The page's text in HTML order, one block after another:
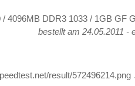
4096MB DDR3 1033 / 1GB GF
bestellt am 24.05.2011 -
result/572496214.png